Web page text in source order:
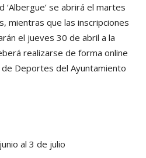
‘Albergue’ se abrirá el martes
mientras que las inscripciones
el jueves 30 de abril a la
realizarse de forma online
Deportes del Ayuntamiento
al 3 de julio